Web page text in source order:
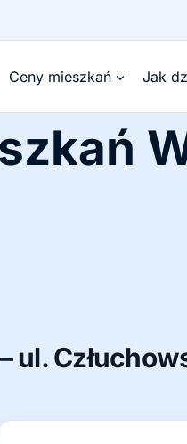
Ceny mieszkań Jak
ul.